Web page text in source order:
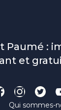
Paumé :
et
Qui sommes-